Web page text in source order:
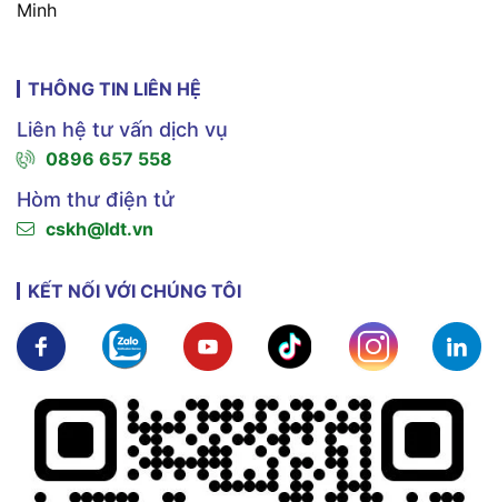
Minh
THÔNG TIN LIÊN HỆ
Liên hệ tư vấn dịch vụ
0896 657 558
Hòm thư điện tử
cskh@ldt.vn
KẾT NỐI VỚI CHÚNG TÔI
Xem chi tiết Xem chi tiếtXem chi tiết Xem chi tiết Xem chi tiết